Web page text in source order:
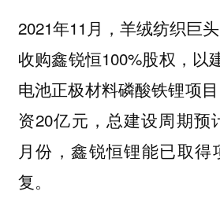
2021年11月，羊绒纺织巨
收购鑫锐恒100%股权，以
电池正极材料磷酸铁锂项
资20亿元，总建设周期预
月份，鑫锐恒锂能已取得
复。